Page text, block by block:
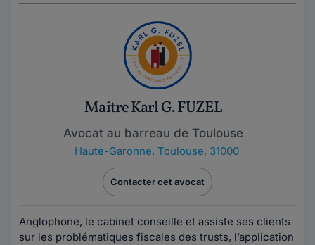
Maître Karl G. FUZEL
Avocat au barreau de Toulouse
Haute-Garonne, Toulouse, 31000
Contacter cet avocat
Anglophone, le cabinet conseille et assiste ses clients
sur les problématiques fiscales des trusts, l’application